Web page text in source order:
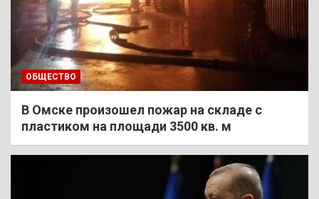
ОБЩЕСТВО
В Омске произошел пожар на складе с
пластиком на площади 3500 кв. м